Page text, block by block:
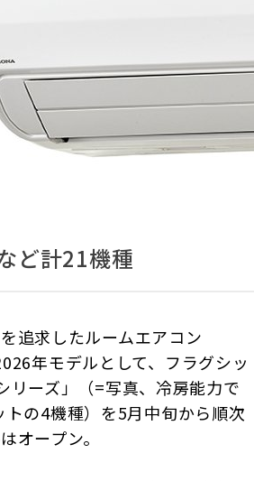
ど計21機種
追求したルームエアコン
年モデルとして、フラグシッ
リーズ」（=写真、冷房能力で
トの4機種）を5月中旬から順次
オープン。